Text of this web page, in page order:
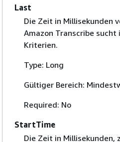
Last
Die Zeit in Millisekunden
Amazon Transcribe
Kriterien.
Type: Long
Gültiger Bereich:
Required: No
StartTime
Die Zeit in Millisekunden,